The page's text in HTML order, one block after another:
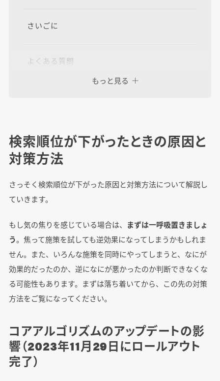
さいごに
よくある質問
検索順位が回復するにはどれくらいかかります
もっと見る
検索順位が下がったときの原因と
対策方法
さっそく検索順位が下がった原因と対策方法について解説し
ていきます。
もし気の焦りを感じている場合は、 まずは一呼吸置きましょ
う。焦って施策を試しても逆効果になってしまうかもしれま
せん。また、いろんな施策を同時にやってしまうと、なにが
効果的だったのか、逆になにが悪かったのか判断できなくな
る可能性もあります。まずは落ち着いてから、この先の対策
方法をご覧になってください。
コアアルゴリズムのアップデートの影
響（2023年11月29日にロールアウト
完了）